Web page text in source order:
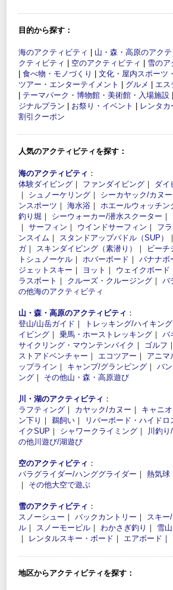
目的から探す：
海のアクティビティ 山・森・高原のアク
クティビティ
空のアクティビティ 雪のア
食べ物・モノづくり 文化・屋内スポーツ
ツアー・エンターテイメント
グルメ
エス
テーマパーク・博物館・美術館・入場施設
ジナルプラン
お祭り・イベント レンタカ
割引クーポン
人気のアクティビティを探す：
海のアクティビティ ：
体験ダイビング ｜ ファンダイビング ｜ ダイ
｜ シュノーケリング ｜ シーカヤック/カヌー
ンスポーツ ｜ 海水浴 ｜ ホエールウォッチン
釣り堀 ｜ シーウォーカー/潜水スクーター ｜
｜ サーフィン ｜ ウインドサーフィン ｜ フ
ンスイム ｜ スタンドアップパドル（SUP）
ガ｜ スキンダイビング（素潜り） ｜ ビーチ
トシュノーケル ｜ ホバーボード ｜ バナナボ
ジェットスキー ｜ ヨット ｜ ウェイクボード
ラスボート ｜ クルーズ・クルージング ｜ バ
の他海のアクティビティ
山・森・高原のアクティビティ ：
登山/山岳ガイド ｜ トレッキング/ハイキング
イビング ｜ 乗馬・ホーストレッキング ｜ バ
サイクリング・マウンテンバイク ｜ ゴルフ ｜
ストアドベンチャー ｜ エコツアー ｜ アニマ
ップライン ｜ キャンプ/グランピング ｜ バ
ング ｜ その他山・森・高原遊び
川・湖のアクティビティ ：
ラフティング ｜ カヤック/カヌー ｜ キャニ
ン下り ｜ 鵜飼い ｜ リバーボード・ハイドロ
イクSUP ｜ シャワークライミング ｜ 川釣
の他川遊び/湖遊び
空のアクティビティ ：
パラグライダー/ハンググライダー ｜ 熱気球
｜ その他大空で遊ぶ
雪のアクティビティ ：
スノーシュー ｜ バックカントリー ｜ スキー
ル ｜ スノーモービル ｜ わかさぎ釣り ｜ 雪
｜
レンタルスキー・ボード ｜ エアボード ｜
地区からアクティビティを探す：